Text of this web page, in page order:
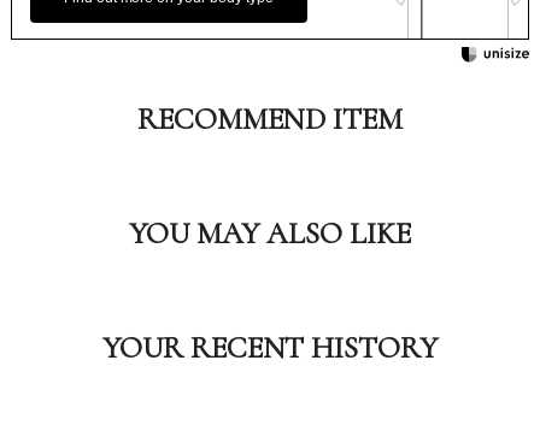
RECOMMEND ITEM
YOU MAY ALSO LIKE
YOUR RECENT HISTORY